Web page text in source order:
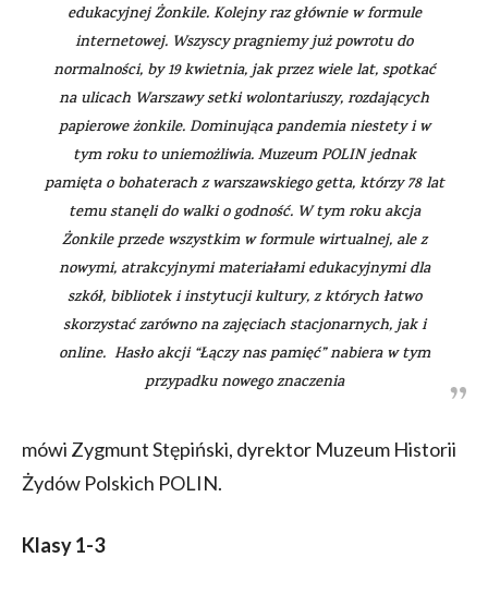
edukacyjnej Żonkile. Kolejny raz głównie w formule
internetowej. Wszyscy pragniemy już powrotu do
normalności, by 19 kwietnia, jak przez wiele lat, spotkać
na ulicach Warszawy setki wolontariuszy, rozdających
papierowe żonkile. Dominująca pandemia niestety i w
tym roku to uniemożliwia. Muzeum POLIN jednak
pamięta o bohaterach z warszawskiego getta, którzy 78 lat
temu stanęli do walki o godność. W tym roku akcja
Żonkile przede wszystkim w formule wirtualnej, ale z
nowymi, atrakcyjnymi materiałami edukacyjnymi dla
szkół, bibliotek i instytucji kultury, z których łatwo
skorzystać zarówno na zajęciach stacjonarnych, jak i
online. Hasło akcji “Łączy nas pamięć” nabiera w tym
przypadku nowego znaczenia
mówi Zygmunt Stępiński, dyrektor Muzeum Historii
Żydów Polskich POLIN.
Klasy 1-3